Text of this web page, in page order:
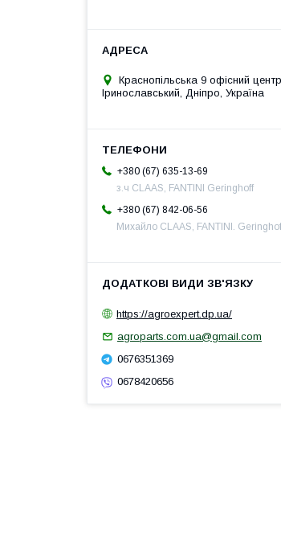
Краснопільська 9 офісний центр
Іринославський, Дніпро, Україна
+380 (67) 635-13-69
з.ч CLAAS, FANTINI Geringhoff
+380 (67) 842-06-56
Михайло CLAAS, FANTINI.
https://agroexpert.dp.ua/
agroparts.com.ua@gmail.com
0676351369
0678420656